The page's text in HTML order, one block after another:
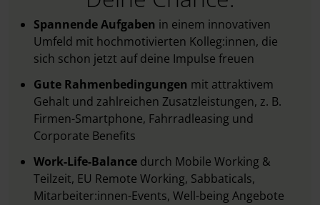
Spannende Aufgaben in einem innovativen
Umfeld mit hochmotivierten Kolleg:innen, die
sich schon jetzt auf deine Impulse freuen
Gute Rahmenbedingungen mit attraktivem
Gehalt und zahlreichen Zusatzleistungen, z. B.
Firmen-Smartphone, Fahrradleasing und
Corporate Benefits
Work-Life-Balance durch Mobile Working &
Teilzeit, EU Remote Working, Sabbaticals,
Mitarbeiter:innen-Events, Well-being Angebote